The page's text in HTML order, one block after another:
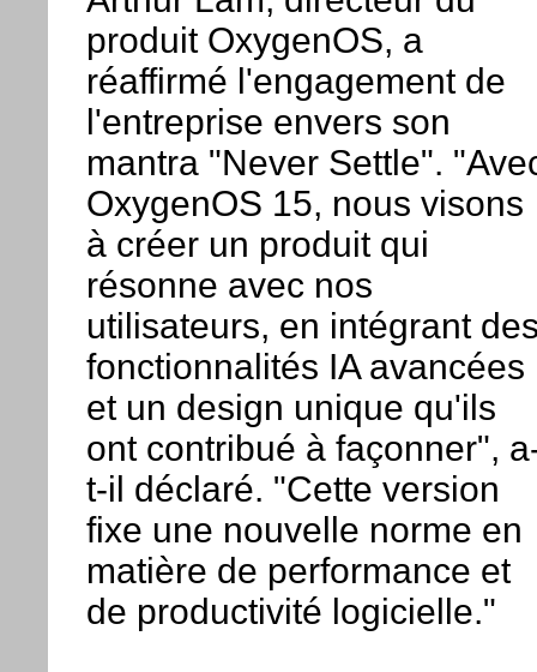
produit OxygenOS, a
réaffirmé l'engagement de
l'entreprise envers son
mantra "Never Settle".
OxygenOS 15, nous visons
à créer un produit qui
résonne avec nos
utilisateurs, en intégrant
fonctionnalités IA avancées
et un design unique qu'ils
ont contribué à façonner",
t-il déclaré. "Cette version
fixe une nouvelle norme en
matière de performance et
de productivité logicielle."